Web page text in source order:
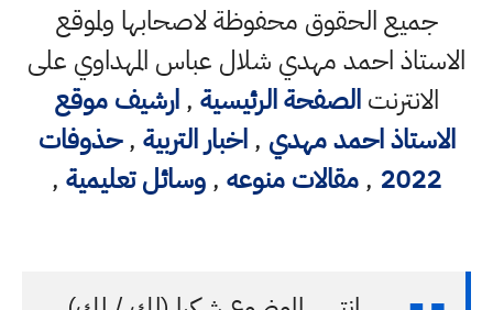
جميع الحقوق محفوظة لاصحابها ولموقع
الاستاذ احمد مهدي شلال عباس المهداوي على
الانترنتالصفحة الرئيسية ,ارشيف موقع
الاستاذ احمد مهدي ,اخبار التربية ,حذوفات
2022
,مقالات منوعه ,وسائل تعليمية ,